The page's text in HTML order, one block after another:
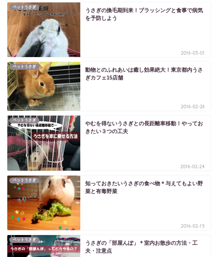
ペットうさぎ
うさぎの換毛期到来！ブラッシングと食事で病気
を予防しよう
2016-03-01
ペットうさぎ
動物とのふれあいは癒し効果絶大！東京都内うさ
ぎカフェ15店舗
2016-02-26
ペットうさぎ
やむを得ないうさぎとの長距離車移動！やってお
きたい３つの工夫
2016-02-24
ペットうさぎ
知っておきたいうさぎの食べ物＊与えてもよい野
菜と有毒野菜
2016-02-15
ペットうさぎ
うさぎの「部屋んぽ」＊室内お散歩の方法・工
夫・注意点